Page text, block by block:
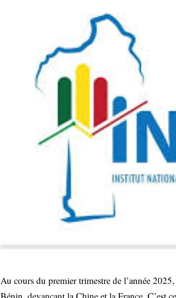
Au cours du premier trimestre de l’année